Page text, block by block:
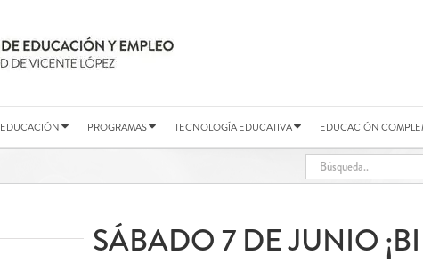
EDUCACIÓN PROGRAMAS TECNOLOGÍA EDUCATIVA EDUCACIÓN
SÁBADO 7 DE JUNIO